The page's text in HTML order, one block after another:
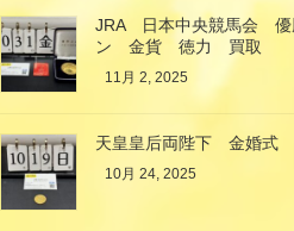
JRA 日本中央競馬会
ン 金貨 徳力 買取
11月 2, 2025
天皇皇后両陛下 金婚
10月 24, 2025